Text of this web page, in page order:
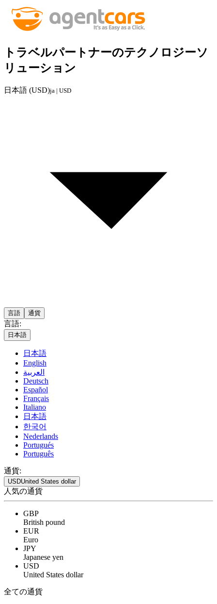
トラベルパートナーのテクノロジーソ
リューション
日本語 (USD)ja | USD
言語 通貨
言語:
日本語
日本語
English
العربية
Deutsch
Español
Français
Italiano
日本語
한국어
Nederlands
Portugués
Português
通貨:
USDUnited States dollar
人気の通貨
GBP
British pound
EUR
Euro
JPY
Japanese yen
USD
United States dollar
全ての通貨